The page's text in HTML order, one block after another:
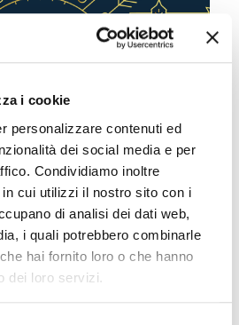
i cookie
personalizzare contenuti ed
dei social media e per
Condividiamo inoltre
cui utilizzi il nostro sito con i
di analisi dei dati web,
i quali potrebbero combinarle
hai fornito loro o che hanno
dei loro servizi.